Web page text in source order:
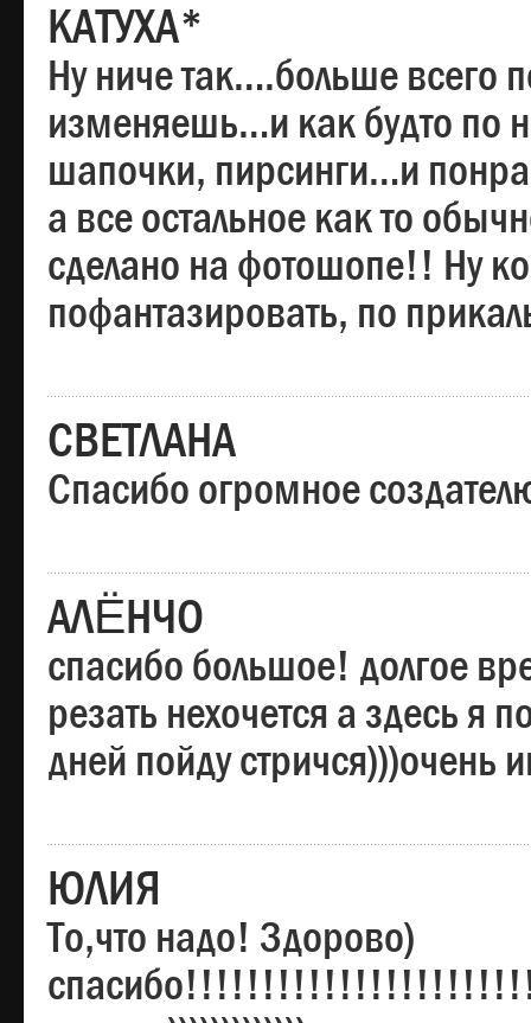
КАТУХА*
Ну ниче так….больше всего
изменяешь…и как будто по
шапочки, пирсинги…и
а все остальное как то
сделано на фотошопе!! Ну
пофантазировать, по
СВЕТЛАНА
Спасибо огромное
АЛЁНЧО
спасибо большое! долгое
резать нехочется а здесь я
дней пойду стричся)))очень
ЮЛИЯ
То,что надо! Здорово)